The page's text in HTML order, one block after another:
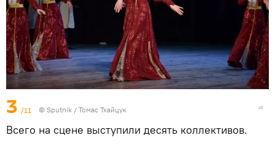
3 /11 © Sputnik / Томас Тхайцук
Всего на сцене выступили десять коллективов.